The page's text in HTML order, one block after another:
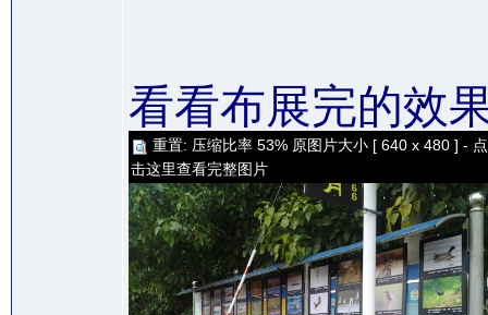
看看布展完的效
重置: 压缩比率 53% 原图片大小 [ 640 x 480 ] - 点
击这里查看完整图片